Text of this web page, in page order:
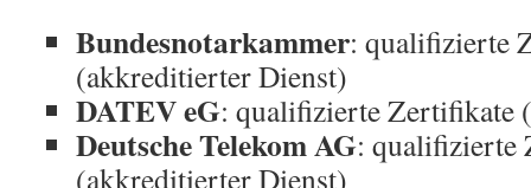
Bundesnotarkammer: qualifizierte
(akkreditierter Dienst)
DATEV eG: qualifizierte Zertifikate
Deutsche Telekom AG: qualifizierte
(akkreditierter Dienst)